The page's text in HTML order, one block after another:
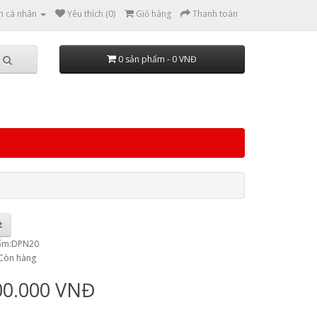
cá nhân Yêu thích (0) Giỏ hàng Thanh toán
0 sản phẩm - 0 VNĐ
hàng
VNĐ